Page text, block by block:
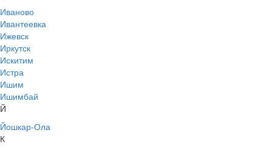
Иваново
Ивантеевка
Ижевск
Иркутск
Искитим
Истра
Ишим
Ишимбай
Й
Йошкар-Ола
К